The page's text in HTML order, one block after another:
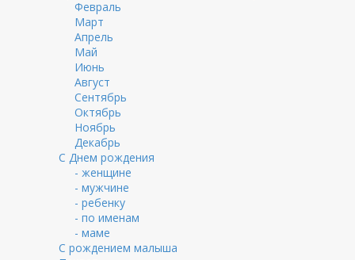
Февраль
Март
Апрель
Май
Июнь
Август
Сентябрь
Октябрь
Ноябрь
Декабрь
С Днем рождения
- женщине
- мужчине
- ребенку
- по именам
- маме
С рождением малыша